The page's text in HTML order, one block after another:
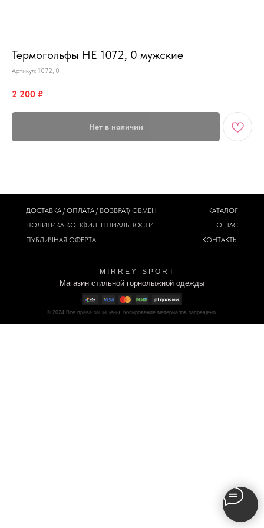
Термогольфы HE 1072, 0 мужские
Артикул: 1072, 0
2 200 ₽
Нет в наличии
M I R R E Y - S P O R T
Магазин стильной горнолыжной одежды
© 2024 Все права защищены. Копирование материалов запрещено.
ДОСТАВКА / ОПЛАТА / ВОЗВРАТ/ ОБМЕН
ПОЛИТИКА КОНФИДЕНЦИАЛЬНОСТИ
ПУБЛИЧНАЯ ОФЕРТА
КАТАЛОГ
О НАС
КОНТАКТЫ